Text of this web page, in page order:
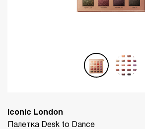
Iconic London
Палетка Desk to Dance